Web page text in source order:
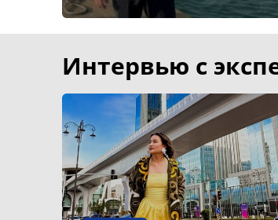
Интервью с